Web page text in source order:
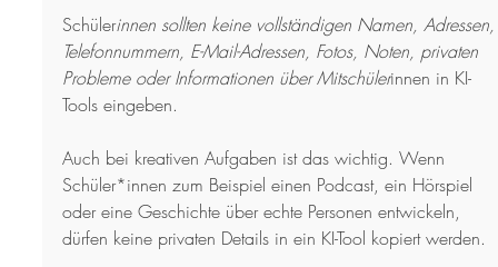
Schülerinnen sollten keine vollständigen Namen,
Telefonnummern, E-Mail-Adressen, Fotos, Noten, privaten
Probleme oder Informationen über Mitschülerinnen in KI-
Tools eingeben.
Auch bei kreativen Aufgaben ist das wichtig. Wenn
Schüler*innen zum Beispiel einen Podcast, ein Hörspiel
oder eine Geschichte über echte Personen entwickeln,
dürfen keine privaten Details in ein KI-Tool kopiert werden.